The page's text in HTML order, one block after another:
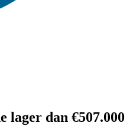
lager dan €507.000